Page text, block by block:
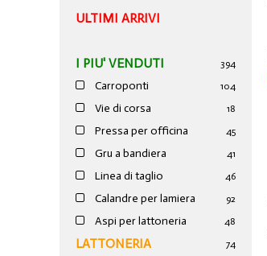
ULTIMI ARRIVI
I PIU' VENDUTI 394
Carroponti 104
Vie di corsa 18
Pressa per officina 45
Gru a bandiera 41
Linea di taglio 46
Calandre per lamiera 92
Aspi per lattoneria 48
LATTONERIA 74